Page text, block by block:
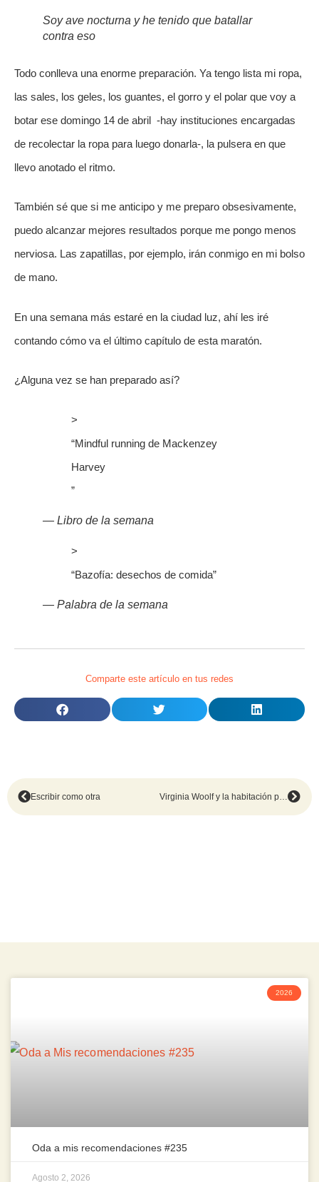
Soy ave nocturna y he tenido que batallar
contra eso
Todo conlleva una enorme preparación. Ya tengo lista mi ropa,
las sales, los geles, los guantes, el gorro y el polar que voy a
botar ese domingo 14 de abril  -hay instituciones encargadas
de recolectar la ropa para luego donarla-, la pulsera en que
llevo anotado el ritmo.
También sé que si me anticipo y me preparo obsesivamente,
puedo alcanzar mejores resultados porque me pongo menos
nerviosa. Las zapatillas, por ejemplo, irán conmigo en mi bolso
de mano.
En una semana más estaré en la ciudad luz, ahí les iré
contando cómo va el último capítulo de esta maratón.
¿Alguna vez se han preparado así?
>
“Mindful running de Mackenzey
Harvey
”
— Libro de la semana
>
“Bazofía: desechos de comida”
— Palabra de la semana
Comparte este artículo en tus redes
Escribir como otra Virginia Woolf y la habitación propia de las mujeres hoy
2026
Oda a mis recomendaciones #235
Agosto 2, 2026